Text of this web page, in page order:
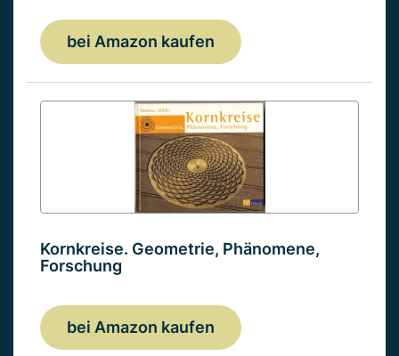
bei Amazon kaufen
Kornkreise. Geometrie, Phänomene,
Forschung
bei Amazon kaufen